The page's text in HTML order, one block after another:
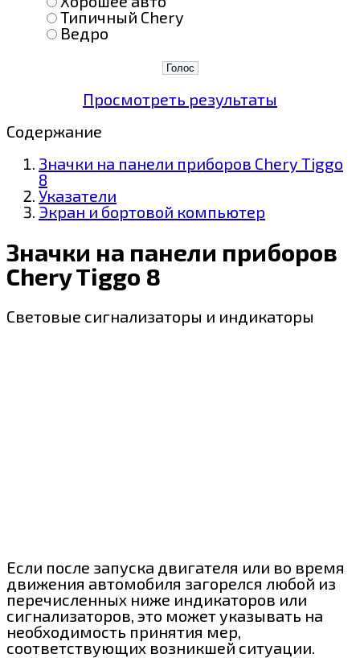
Типичный Chery
Ведро
Просмотреть результаты
Содержание
Значки на панели приборов Chery Tiggo
8
Указатели
Экран и бортовой компьютер
Значки на панели приборов
Chery Tiggo 8
Световые сигнализаторы и индикаторы
Если после запуска двигателя или во время
движения автомобиля загорелся любой из
перечисленных ниже индикаторов или
сигнализаторов, это может указывать на
необходимость принятия мер,
соответствующих возникшей ситуации.